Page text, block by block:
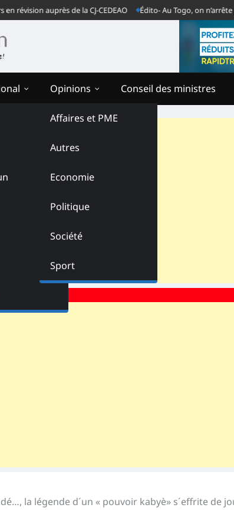
de la CJ-CEDEAO Édito- Au Togo, on n’arrête plus les
Opinions
Affaires et PME
Autres
Economie
Politique
Société
Sport
Conseil des ministres
la légende d´un « pouvoir kabyè» s´effrite de